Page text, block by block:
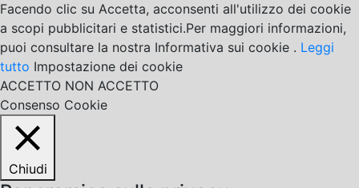
Facendo clic su Accetta, acconsenti all'utilizzo dei cookie
a scopi pubblicitari e statistici.Per maggiori informazioni,
puoi consultare la nostra Informativa sui cookie . Leggi
tutto Impostazione dei cookie
ACCETTO NON ACCETTO
Consenso Cookie
Chiudi